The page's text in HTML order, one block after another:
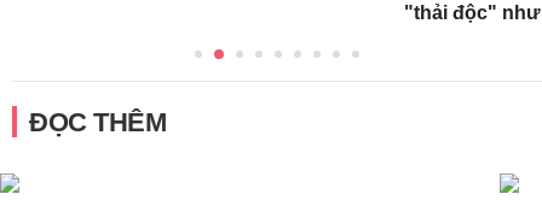
"thải độc"
ĐỌC THÊM